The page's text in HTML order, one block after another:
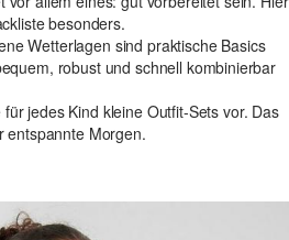
besonders.
Wetterlagen sind praktische Basics
robust und schnell kombinierbar
für jedes Kind kleine Outfit-Sets vor. Das
entspannte Morgen.